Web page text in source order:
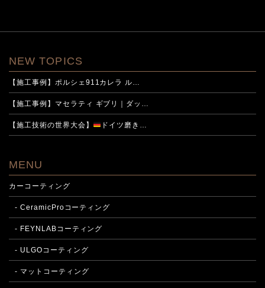
NEW TOPICS
【施工事例】ポルシェ911カレラ ル…
【施工事例】マセラティ ギブリ｜ダッ…
【施工技術の世界大会】 ドイツ磨き…
MENU
カーコーティング
- CeramicProコーティング
- FEYNLABコーティング
- ULGOコーティング
- マットコーティング